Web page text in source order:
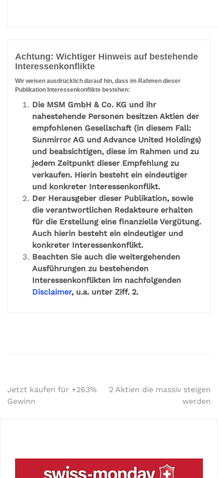
Achtung: Wichtiger Hinweis auf bestehende
Interessenkonflikte
Wir weisen ausdrücklich darauf hin, dass im Rahmen dieser
Publikation Interessenkonflikte bestehen:
Die MSM GmbH & Co. KG und ihr
nahestehende Personen besitzen Aktien der
empfohlenen Gesellschaft (in diesem Fall:
Sunmirror AG und Advance United Holdings)
und beabsichtigen, diese im Rahmen und zu
jedem Zeitpunkt dieser Empfehlung zu
verkaufen. Hierin besteht ein eindeutiger
und konkreter Interessenkonflikt.
Der Herausgeber dieser Publikation, sowie
die verantwortlichen Redakteure erhalten
für die Erstellung eine finanzielle Vergütung.
Auch hierin besteht ein eindeutiger und
konkreter Interessenkonflikt.
Beachten Sie auch die weitergehenden
Ausführungen zu bestehenden
Interessenkonflikten im nachfolgenden
Disclaimer, u.a. unter Ziff. 2.
Jetzt kaufen für +263%
Gewinn
2 Aktien die massiv steigen
werden